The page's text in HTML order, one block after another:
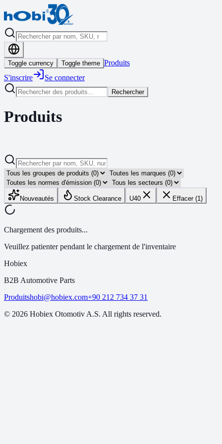
Toggle currency Toggle theme Produits
S'inscrire
Se connecter
Rechercher
Produits
Nouveautés Stock Clearance U40 Effacer (1)
Chargement des produits...
Veuillez patienter pendant le chargement de l'inventaire
Hobiex
B2B Automotive Parts
Produitshobi@hobiex.com+90 212 734 37 31
© 2026 Hobiex Otomotiv A.S. All rights reserved.